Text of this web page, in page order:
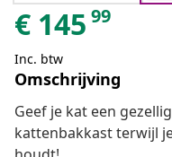
€ 145 99
Inc. btw
Omschrijving
Geef je kat een
kattenbakkast terwijl